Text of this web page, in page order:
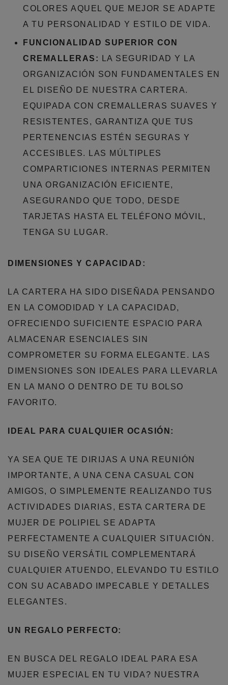
COLORES AQUEL QUE MEJOR SE ADAPTE
A TU PERSONALIDAD Y ESTILO DE VIDA.
FUNCIONALIDAD SUPERIOR CON
CREMALLERAS:
LA SEGURIDAD Y LA
ORGANIZACIÓN SON FUNDAMENTALES EN
EL DISEÑO DE NUESTRA CARTERA.
EQUIPADA CON CREMALLERAS SUAVES Y
RESISTENTES, GARANTIZA QUE TUS
PERTENENCIAS ESTÉN SEGURAS Y
ACCESIBLES. LAS MÚLTIPLES
COMPARTICIONES INTERNAS PERMITEN
UNA ORGANIZACIÓN EFICIENTE,
ASEGURANDO QUE TODO, DESDE
TARJETAS HASTA EL TELÉFONO MÓVIL,
TENGA SU LUGAR.
DIMENSIONES Y CAPACIDAD:
LA CARTERA HA SIDO DISEÑADA PENSANDO
EN LA COMODIDAD Y LA CAPACIDAD,
OFRECIENDO SUFICIENTE ESPACIO PARA
ALMACENAR ESENCIALES SIN
COMPROMETER SU FORMA ELEGANTE. LAS
DIMENSIONES SON IDEALES PARA LLEVARLA
EN LA MANO O DENTRO DE TU BOLSO
FAVORITO.
IDEAL PARA CUALQUIER OCASIÓN:
YA SEA QUE TE DIRIJAS A UNA REUNIÓN
IMPORTANTE, A UNA CENA CASUAL CON
AMIGOS, O SIMPLEMENTE REALIZANDO TUS
ACTIVIDADES DIARIAS, ESTA CARTERA DE
MUJER DE POLIPIEL SE ADAPTA
PERFECTAMENTE A CUALQUIER SITUACIÓN.
SU DISEÑO VERSÁTIL COMPLEMENTARÁ
CUALQUIER ATUENDO, ELEVANDO TU ESTILO
CON SU ACABADO IMPECABLE Y DETALLES
ELEGANTES.
UN REGALO PERFECTO:
EN BUSCA DEL REGALO IDEAL PARA ESA
MUJER ESPECIAL EN TU VIDA? NUESTRA